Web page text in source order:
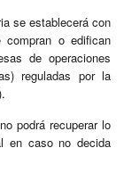
se establecerá con
compran o edifican
de operaciones
reguladas por la
podrá recuperar lo
en caso no decida